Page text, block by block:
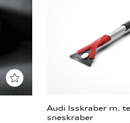
Audi Isskraber m.
sneskraber